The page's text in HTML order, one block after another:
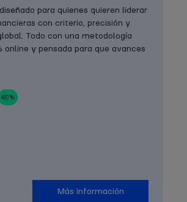
para quienes quieren liderar
con criterio, precisión y
Todo con una metodología
online y pensada para que avances
40%
Más información